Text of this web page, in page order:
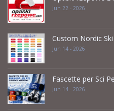
Jun 22 - 2026
Custom Nordic
Jun 14 - 2026
Fascette per Sci
Jun 14 - 2026